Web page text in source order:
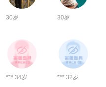
30岁 30岁
*** 34岁 *** 32岁